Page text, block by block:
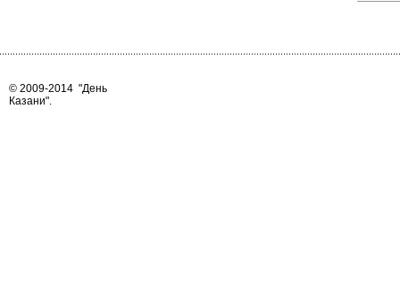
© 2009-2014 "День
Казани".